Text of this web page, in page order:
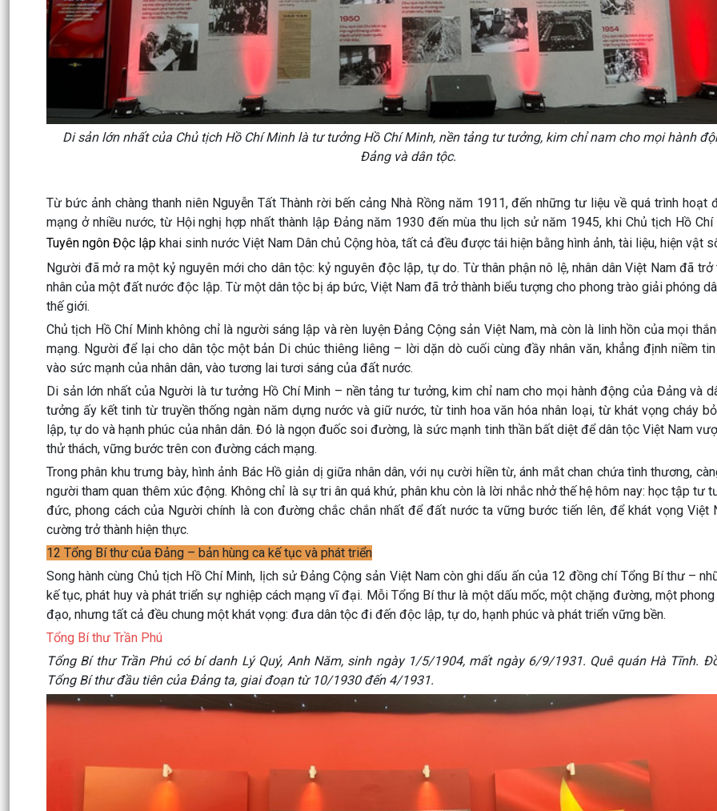
Di sản lớn nhất của Chủ tịch Hồ Chí Minh là tư tưởng Hồ Chí Minh, nền tảng tư tưởng, kim chỉ nam cho mọi hành
Đảng và dân tộc.
Từ bức ảnh chàng thanh niên Nguyễn Tất Thành rời bến cảng Nhà Rồng năm 1911, đến những tư liệu về quá trình hoạt
mạng ở nhiều nước, từ Hội nghị hợp nhất thành lập Đảng năm 1930 đến mùa thu lịch sử năm 1945, khi Chủ tịch Hồ
Tuyên ngôn Độc lập khai sinh nước Việt Nam Dân chủ Cộng hòa, tất cả đều được tái hiện bằng hình ảnh, tài liệu, hiện vật
Người đã mở ra một kỷ nguyên mới cho dân tộc: kỷ nguyên độc lập, tự do. Từ thân phận nô lệ, nhân dân Việt Nam đã trở
nhân của một đất nước độc lập. Từ một dân tộc bị áp bức, Việt Nam đã trở thành biểu tượng cho phong trào giải phóng
thế giới.
Chủ tịch Hồ Chí Minh không chỉ là người sáng lập và rèn luyện Đảng Cộng sản Việt Nam, mà còn là linh hồn của mọi
mạng. Người để lại cho dân tộc một bản Di chúc thiêng liêng – lời dặn dò cuối cùng đầy nhân văn, khẳng định niềm
vào sức mạnh của nhân dân, vào tương lai tươi sáng của đất nước.
Di sản lớn nhất của Người là tư tưởng Hồ Chí Minh – nền tảng tư tưởng, kim chỉ nam cho mọi hành động của Đảng và
tưởng ấy kết tinh từ truyền thống ngàn năm dựng nước và giữ nước, từ tinh hoa văn hóa nhân loại, từ khát vọng cháy
lập, tự do và hạnh phúc của nhân dân. Đó là ngọn đuốc soi đường, là sức mạnh tinh thần bất diệt để dân tộc Việt Nam
thử thách, vững bước trên con đường cách mạng.
Trong phân khu trưng bày, hình ảnh Bác Hồ giản dị giữa nhân dân, với nụ cười hiền từ, ánh mắt chan chứa tình thương,
người tham quan thêm xúc động. Không chỉ là sự tri ân quá khứ, phân khu còn là lời nhắc nhở thế hệ hôm nay: học tập tư
đức, phong cách của Người chính là con đường chắc chắn nhất để đất nước ta vững bước tiến lên, để khát vọng Việt
cường trở thành hiện thực.
12 Tổng Bí thư của Đảng – bản hùng ca kế tục và phát triển
Song hành cùng Chủ tịch Hồ Chí Minh, lịch sử Đảng Cộng sản Việt Nam còn ghi dấu ấn của 12 đồng chí Tổng Bí thư –
kế tục, phát huy và phát triển sự nghiệp cách mạng vĩ đại. Mỗi Tổng Bí thư là một dấu mốc, một chặng đường, một phong
đạo, nhưng tất cả đều chung một khát vọng: đưa dân tộc đi đến độc lập, tự do, hạnh phúc và phát triển vững bền.
Tổng Bí thư Trần Phú
Tổng Bí thư Trần Phú có bí danh Lý Quý, Anh Năm, sinh ngày 1/5/1904, mất ngày 6/9/1931. Quê quán Hà Tĩnh.
Tổng Bí thư đầu tiên của Đảng ta, giai đoạn từ 10/1930 đến 4/1931.